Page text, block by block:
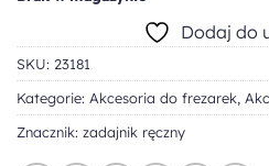
Dodaj do
SKU: 23181
Kategorie: Akcesoria do frezarek,
Znacznik: zadajnik ręczny